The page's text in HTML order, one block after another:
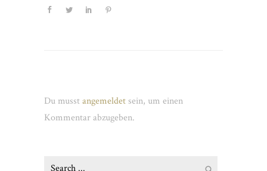
Du musstangemeldet sein, um einen
Kommentar abzugeben.